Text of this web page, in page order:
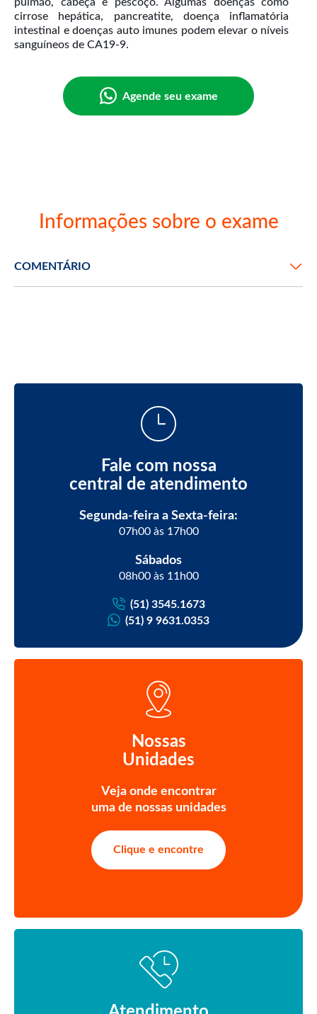
cirrose hepática, pancreatite, doença inflamatória
intestinal e doenças auto imunes podem elevar o níveis
Agende seu exame
Informações sobre o exame
COMENTÁRIO
Fale com nossa
central de atendimento
Segunda-feira a Sexta-feira:
07h00 às 17h00
Sábados
08h00 às 11h00
(51) 3545.1673
(51) 9 9631.0353
Nossas
Unidades
Veja onde encontrar
uma de nossas unidades
Clique e encontre